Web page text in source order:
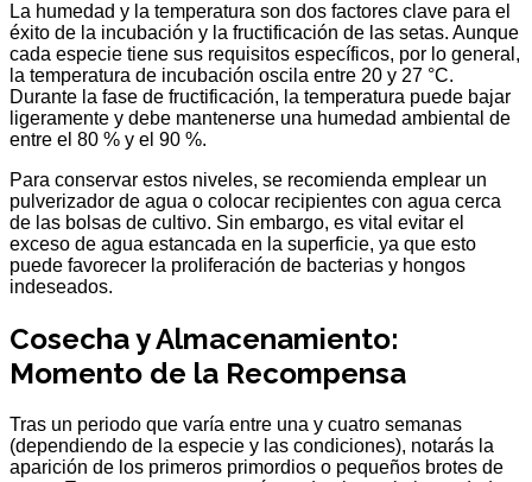
La humedad y la temperatura son dos factores clave para el
éxito de la incubación y la fructificación de las setas. Aunque
cada especie tiene sus requisitos específicos, por lo general,
la temperatura de incubación oscila entre 20 y 27 °C.
Durante la fase de fructificación, la temperatura puede bajar
ligeramente y debe mantenerse una humedad ambiental de
entre el 80 % y el 90 %.
Para conservar estos niveles, se recomienda emplear un
pulverizador de agua o colocar recipientes con agua cerca
de las bolsas de cultivo. Sin embargo, es vital evitar el
exceso de agua estancada en la superficie, ya que esto
puede favorecer la proliferación de bacterias y hongos
indeseados.
Cosecha y Almacenamiento:
Momento de la Recompensa
Tras un periodo que varía entre una y cuatro semanas
(dependiendo de la especie y las condiciones), notarás la
aparición de los primeros primordios o pequeños brotes de